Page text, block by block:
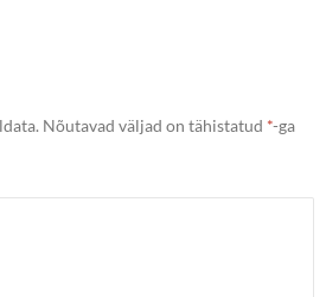
Nõutavad väljad on tähistatud *-ga